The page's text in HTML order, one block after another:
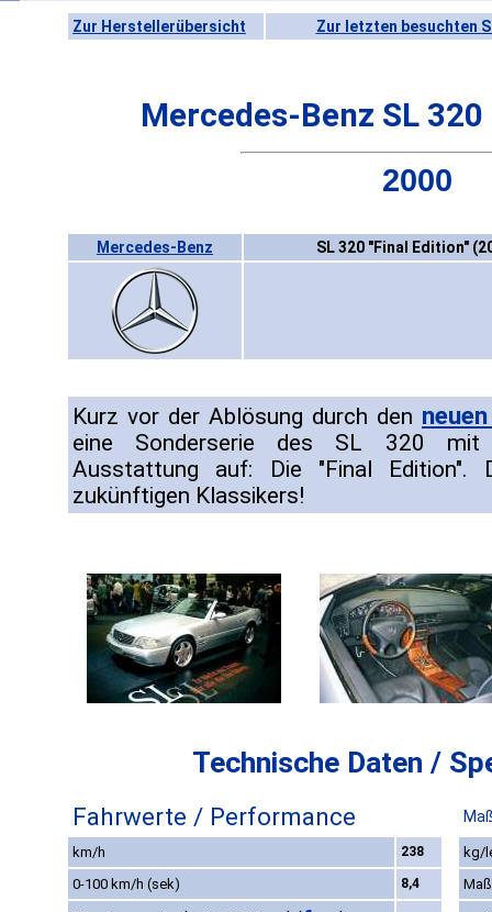
Zur Herstellerübersicht Zur letzten besuchten
Mercedes-Benz SL
2000
Mercedes-Benz SL 320 "Final Edition"
Kurz vor der Ablösung durch den
eine Sonderserie des SL 320 mit
Ausstattung auf: Die "Final Edition".
zukünftigen Klassikers!
Technische Daten /
Fahrwerte / Performance
km/h 238
kg/
0-100 km/h (sek)
8,4